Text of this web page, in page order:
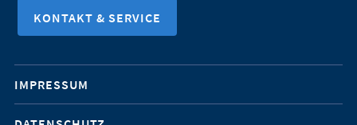
KONTAKT & SERVICE
Mobile-
Service-
IMPRESSUM